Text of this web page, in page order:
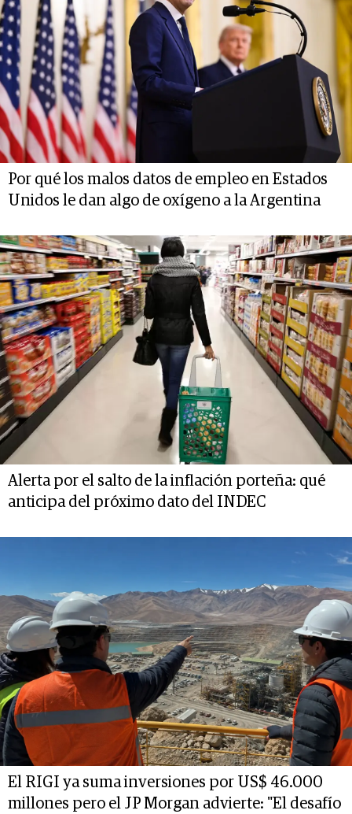
Por qué los malos datos de empleo en Estados
Unidos le dan algo de oxígeno a la Argentina
Alerta por el salto de la inflación porteña: qué
anticipa del próximo dato del INDEC
El RIGI ya suma inversiones por US$ 46.000
millones pero el JP Morgan advierte: "El desafío